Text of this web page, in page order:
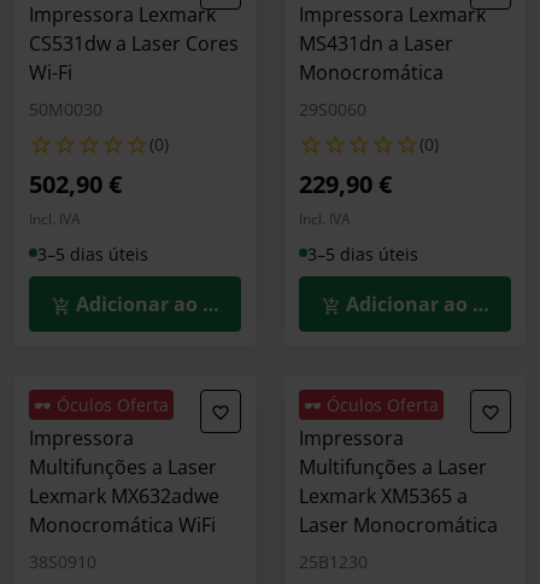
Impressora Lexmark
CS531dw a Laser Cores
Wi-Fi
50M0030
(0)
502,90 €
Incl. IVA
3–5 dias úteis
Adicionar ao Carrinho
Impressora Lexmark
MS431dn a Laser
Monocromática
29S0060
(0)
229,90 €
Incl. IVA
3–5 dias úteis
Adicionar ao
🕶️ Óculos Oferta
Impressora
Multifunções a Laser
Lexmark MX632adwe
Monocromática WiFi
38S0910
🕶️ Óculos Oferta
Impressora
Multifunções a Laser
Lexmark XM5365 a
Laser Monocromática
25B1230